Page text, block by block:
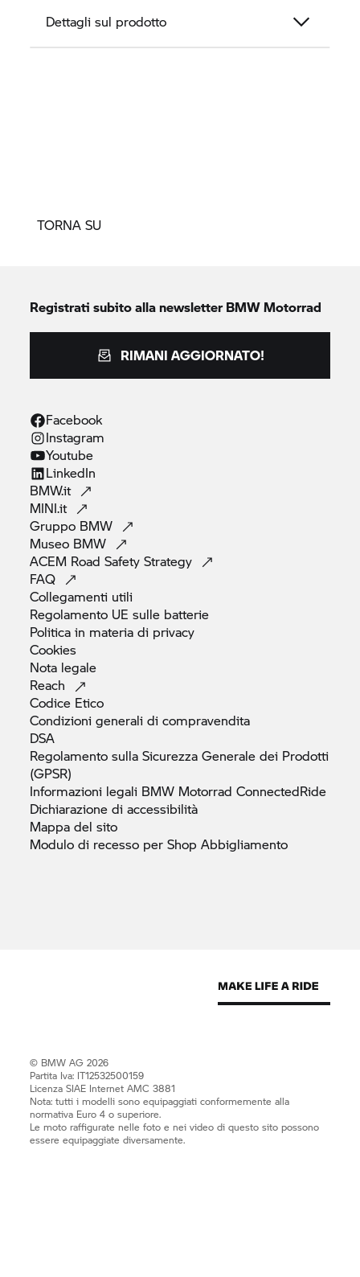
Dettagli sul prodotto
TORNA SU
Registrati subito alla newsletterBMW Motorrad
RIMANI AGGIORNATO!
Facebook
Instagram
Youtube
LinkedIn
BMW.it
MINI.it
Gruppo BMW
Museo BMW
ACEM Road SafetyStrategy
FAQ
Collegamenti utili
Regolamento UE sulle batterie
Politica in materia di privacy
Cookies
Nota legale
Reach
Codice Etico
Condizioni generali dicompravendita
DSA
Regolamento sulla Sicurezza Generale dei Prodotti
(GPSR)
Informazioni legali BMW Motorrad ConnectedRide
Dichiarazione diaccessibilità
Mappa delsito
Modulo di recesso per ShopAbbigliamento
© BMW AG 2026
Partita Iva: IT12532500159
Licenza SIAE Internet AMC 3881
Nota: tutti i modelli sono equipaggiati conformemente alla
normativa Euro 4 o superiore.
Le moto raffigurate nelle foto e nei video di questo sito possono
essere equipaggiate diversamente.